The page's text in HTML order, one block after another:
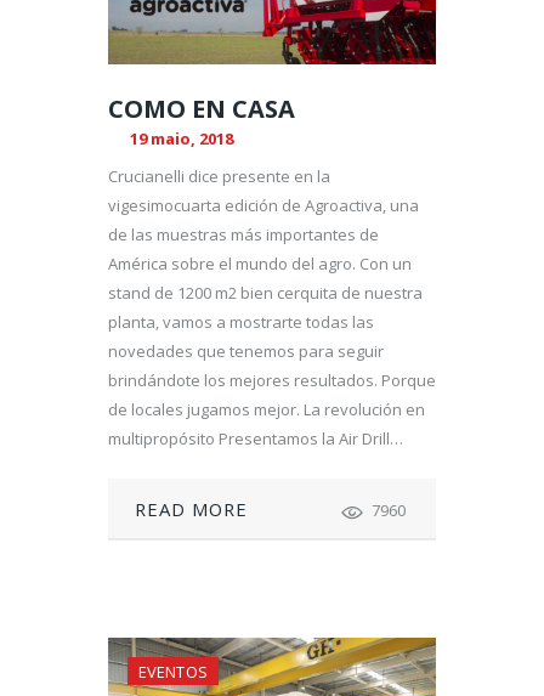
COMO EN CASA
19 maio, 2018
Crucianelli dice presente en la
vigesimocuarta edición de Agroactiva, una
de las muestras más importantes de
América sobre el mundo del agro. Con un
stand de 1200 m2 bien cerquita de nuestra
planta, vamos a mostrarte todas las
novedades que tenemos para seguir
brindándote los mejores resultados. Porque
de locales jugamos mejor. La revolución en
multipropósito Presentamos la Air Drill…
READ MORE 7960
EVENTOS